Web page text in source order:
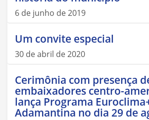
6 de junho de 2019
Um convite especial
30 de abril de 2020
Cerimônia com presença
embaixadores centro-
lança Programa
Adamantina no dia 29 de